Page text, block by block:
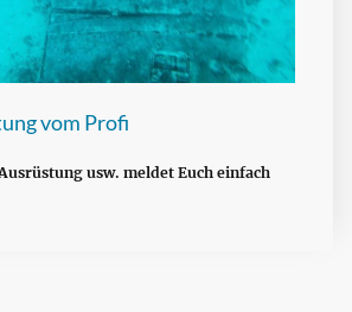
vom Profi
usw. meldet Euch einfach